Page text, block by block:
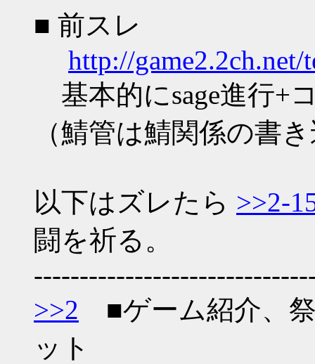
■ 前スレ
http://game2.2ch.net/
基本的にsage進行+
（鯖管は鯖関係の書
以下はズレたら >>2-
闘を祈る。
>>2 ■ゲーム紹介、
ット